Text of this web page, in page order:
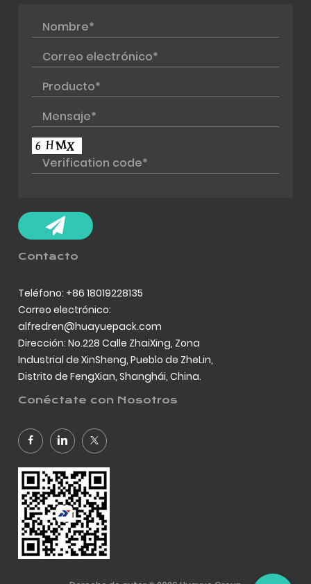
Contacto
Teléfono: +86 18019228135
Correo electrónico:
alfredren@huayuepack.com
Dirección: No.228 Calle ZhaiXing, Zona
Industrial de XinSheng, Pueblo de ZheLin,
Distrito de FengXian, Shanghái, China.
Conéctate con Nosotros